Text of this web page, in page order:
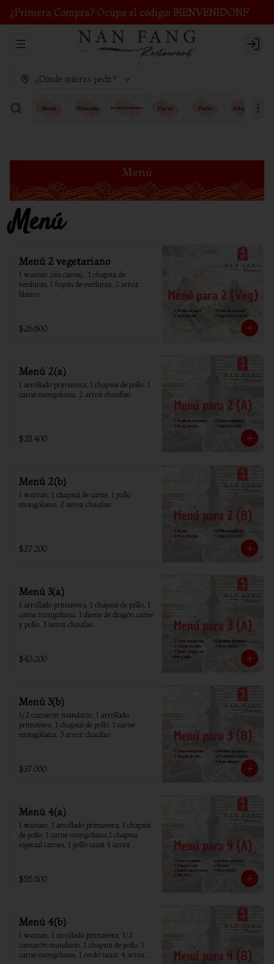
¿Primera Compra? Ocupa el código: BIENVENIDONF
Abrir menu de navegación Login
¿Dónde quieres pedir?
Menú
Menú 2 vegetariano
1 wantan (sin carne),  1 chapsui de
verduras, 1 fuyon de verduras, 2 arroz
blanco
$26.600
Menú 2(a)
1 arrollado primavera, 1 chapsui de pollo, 1
carne mongoliana, 2 arroz chaufan
$28.400
Menú 2(b)
1 wantan, 1 chapsui de carne, 1 pollo
mongoliano, 2 arroz chaufan
$27.200
Menú 3(a)
1 arrollado primavera, 1 chapsui de pollo, 1
carne mongoliana, 1 diente de dragón carne
y pollo, 3 arroz chaufan
$43.200
Menú 3(b)
1/2 camarón mandarín, 1 arrollado
primavera, 1 chapsui de pollo, 1 carne
mongoliana, 3 arroz chaufan
$37.000
Menú 4(a)
1 wantan, 1 arrollado primavera, 1 chapsui
de pollo, 1 carne mongoliana,1 chapsui
especial carnes, 1 pollo tausi 4 arroz
$55.500
Menú 4(b)
1 wantan, 1 arrollado primavera, 1/2
camarón mandarín, 1 chapsui de pollo, 1
carne mongoliana, 1 cerdo tausi, 4 arroz